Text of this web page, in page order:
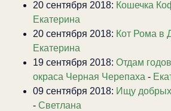
20 сентября 2018: Кошечка
Екатерина
20 сентября 2018: Кот Рома в
Екатерина
19 сентября 2018: Отдам
окраса Черная Черепаха -
09 сентября 2018: Ищу добрых
- Светлана